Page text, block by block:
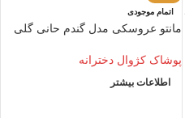
اتمام موجودی
مانتو عروسکی مدل گندم حانی گلی
پوشاک کژوال دخترانه
اطلاعات بیشتر